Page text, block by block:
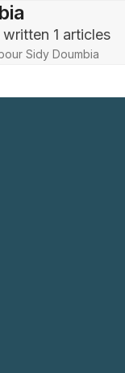
1 articles
Sidy Doumbia